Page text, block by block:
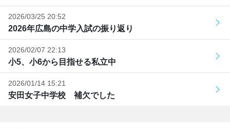
2026/03/25 20:52
2026年広島の中学入試の振り返り
2026/02/07 22:13
小5、小6から目指せる私立中
2026/01/14 15:21
安田女子中学校 補欠でした